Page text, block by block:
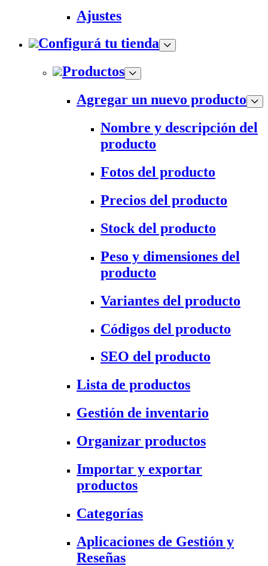
Ajustes
Configurá tu tienda
Productos
Agregar un nuevo producto
Nombre y descripción del
producto
Fotos del producto
Precios del producto
Stock del producto
Peso y dimensiones del
producto
Variantes del producto
Códigos del producto
SEO del producto
Lista de productos
Gestión de inventario
Organizar productos
Importar y exportar
productos
Categorías
Aplicaciones de Gestión y
Reseñas